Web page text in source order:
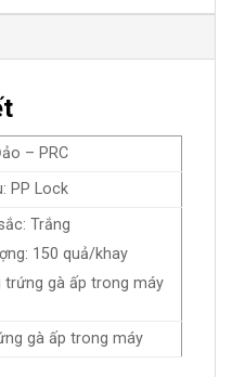
– PRC
PP Lock
Trắng
150 quả/khay
trứng gà ấp trong máy
gà ấp trong máy